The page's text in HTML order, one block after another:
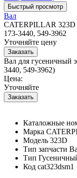
Вал
CATERPILLAR 323D
173-3440, 549-3962
Уточняйте цену
Вал для гусеничный
3440, 549-3962)
Цена:
Уточняйте
Каталожные
Марка
Модель 323D
Тип запчасти
Тип
Код cat323dsm1